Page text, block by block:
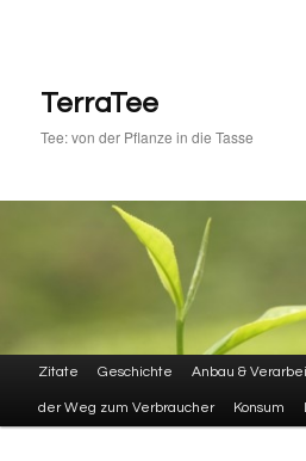
springen
springen
TerraTee
Tee: von der Pflanze in die Tasse
Hauptmenü
Zitate Geschichte Anbau &
der Weg zum Verbraucher Konsum